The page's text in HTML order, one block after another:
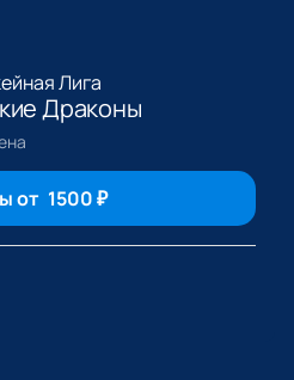
Лига
Драконы
от 1500₽